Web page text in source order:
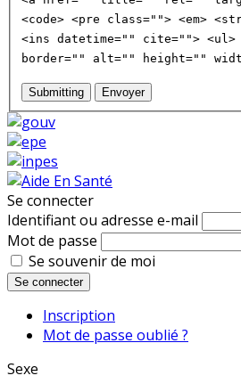
<code> <pre class=""> <em>
<ins datetime="" cite="">
border="" alt="" height=""
Submitting Envoyer
Se connecter
Identifiant ou adresse e-mail
Mot de passe
Se souvenir de moi
Se connecter
Inscription
Mot de passe oublié ?
Sexe